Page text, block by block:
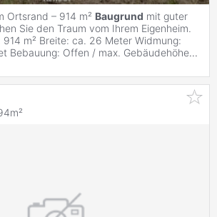
Ortsrand – 914 m² Baugrund mit guter
Sie den Traum vom Ihrem Eigenheim.
m² Breite: ca. 26 Meter Widmung:
Bebauung: Offen / max. Gebäudehöhe...